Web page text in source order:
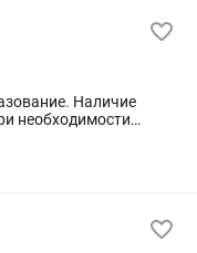
Наличие
необходимости
...